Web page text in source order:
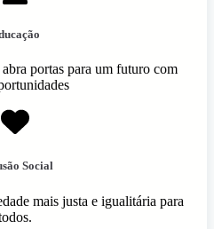
portas para um futuro com
Social
mais justa e igualitária para